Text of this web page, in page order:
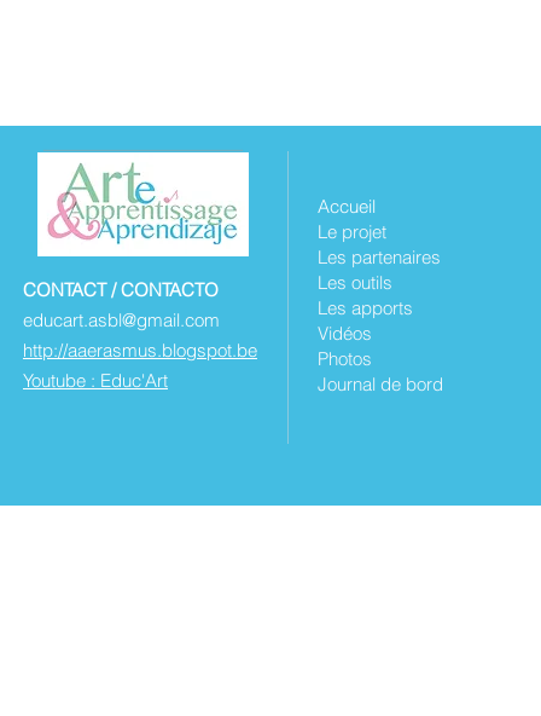
CONTACT / CONTACTO
educart.asbl@gmail.com
http://aaerasmus.blogspot.be
Youtube : Educ'Art
Accueil
Le projet
Les partenaires
Les outils
Les apports
Vidéos
Photos
Journal de bord